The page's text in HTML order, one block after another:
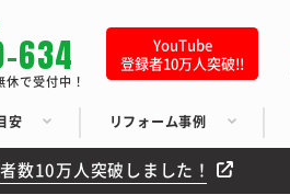
634
で受付中！
YouTube
登録者10万人突破!!
安 リフォーム事例
数10万人突破しました！